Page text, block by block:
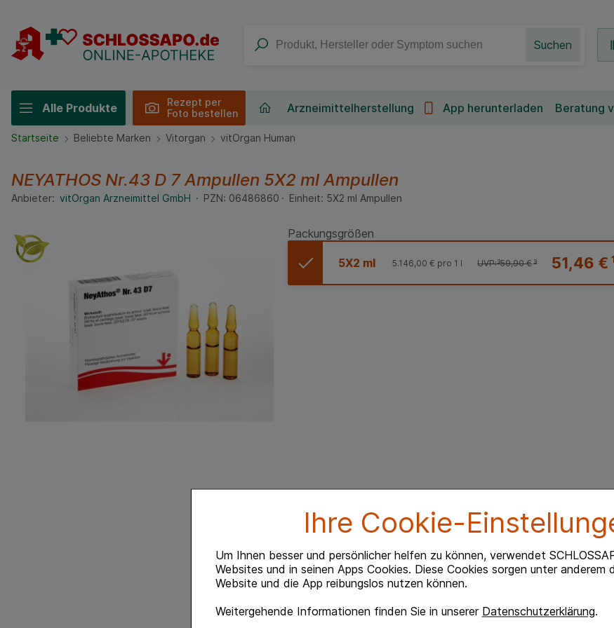
Ihre Cookie-
Um Ihnen besser und persönlicher helfen zu können, verwendet
Websites und in seinen Apps Cookies. Diese Cookies sorgen unter anderem
Website und die App reibungslos nutzen können.
Weitergehende Informationen finden Sie in unserer Datenschutzerklärung.
Suchen
Alle Produkte
Rezept per
Foto bestellen
Arzneimittelherstellung App herunterladen Beratung
Startseite Beliebte Marken Vitorgan vitOrgan Human
NEYATHOS Nr.43 D 7 Ampullen 5X2 mlAmpullen
Anbieter: vitOrgan Arzneimittel GmbH PZN: 06486860 Einheit: 5X2 ml Ampullen
Packungsgrößen
5X2 ml 51,46 €
UVP:³59,90 €³
5.146,00 € pro 1 l